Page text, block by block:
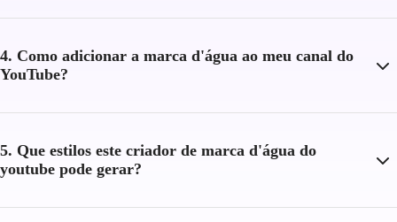
4. Como adicionar a marca d'água ao meu canal do
YouTube?
5. Que estilos este criador de marca d'água do
youtube pode gerar?